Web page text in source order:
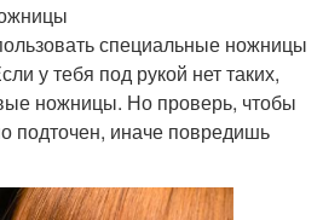
специальные ножницы
у тебя под рукой нет таких,
ножницы. Но проверь, чтобы
подточен, иначе повредишь